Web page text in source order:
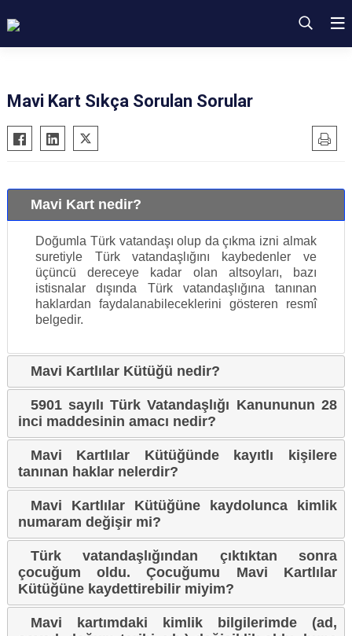
Mavi Kart Sıkça Sorulan Sorular
Mavi Kart nedir?
Doğumla Türk vatandaşı olup da çıkma izni almak
suretiyle Türk vatandaşlığını kaybedenler ve
üçüncü dereceye kadar olan altsoyları, bazı
istisnalar dışında Türk vatandaşlığına tanınan
haklardan faydalanabileceklerini gösteren resmî
belgedir.
Mavi Kartlılar Kütüğü nedir?
5901 sayılı Türk Vatandaşlığı Kanununun 28
inci maddesinin amacı nedir?
Mavi Kartlılar Kütüğünde kayıtlı kişilere
tanınan haklar nelerdir?
Mavi Kartlılar Kütüğüne kaydolunca kimlik
numaram değişir mi?
Türk vatandaşlığından çıktıktan sonra
çocuğum oldu. Çocuğumu Mavi Kartlılar
Kütüğüne kaydettirebilir miyim?
Mavi kartımdaki kimlik bilgilerimde (ad,